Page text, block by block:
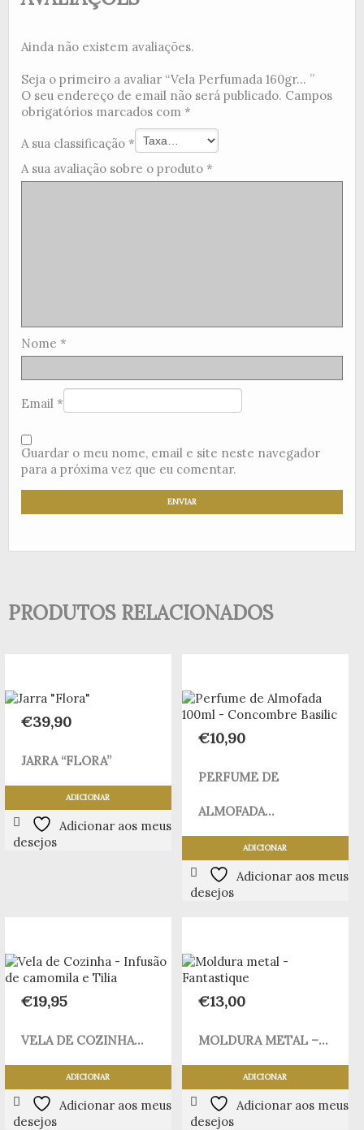
Ainda não existem avaliações.
Seja o primeiro a avaliar “Vela Perfumada 160gr... ”
O seu endereço de email não será publicado. Campos
obrigatórios marcados com *
A sua classificação *
A sua avaliação sobre o produto *
Nome *
Email *
Guardar o meu nome, email e site neste navegador
para a próxima vez que eu comentar.
PRODUTOS RELACIONADOS
€39,90
JARRA “FLORA”
ADICIONAR
Adicionar aos meus
desejos
€10,90
PERFUME DE
ALMOFADA...
ADICIONAR
Adicionar aos meus
desejos
€19,95
VELA DE COZINHA...
ADICIONAR
Adicionar aos meus
desejos
€13,00
MOLDURA METAL –...
ADICIONAR
Adicionar aos meus
desejos